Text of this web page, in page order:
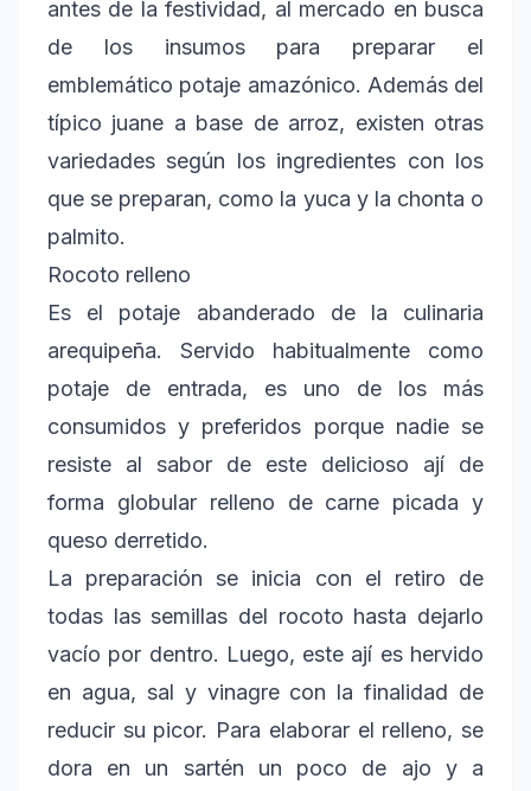
antes de la festividad, al mercado en busca
de los insumos para preparar el
emblemático potaje amazónico. Además del
típico juane a base de arroz, existen otras
variedades según los ingredientes con los
que se preparan, como la yuca y la chonta o
palmito.
Rocoto relleno
Es el potaje abanderado de la culinaria
arequipeña. Servido habitualmente como
potaje de entrada, es uno de los más
consumidos y preferidos porque nadie se
resiste al sabor de este delicioso ají de
forma globular relleno de carne picada y
queso derretido.
La preparación se inicia con el retiro de
todas las semillas del rocoto hasta dejarlo
vacío por dentro. Luego, este ají es hervido
en agua, sal y vinagre con la finalidad de
reducir su picor. Para elaborar el relleno, se
dora en un sartén un poco de ajo y a